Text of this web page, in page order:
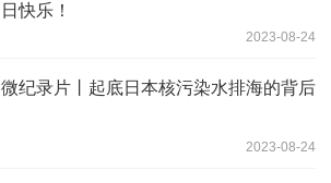
日快乐！
2023-08-24
微纪录片丨起底日本核污染水排海的背后
2023-08-24